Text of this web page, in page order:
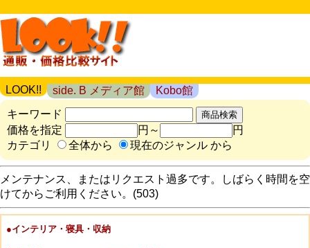
LOOK!! side. B メディア館
Kobo館
キーワード
価格を指定
円～
円
カテゴリ
全体から 現在のジャンル から
メンテナンス、またはリクエスト過多です。しばらく時間を空
けてからご利用ください。(503)
●インテリア・寝具・収納